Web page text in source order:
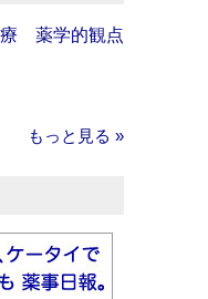
療 薬学的観点
もっと見る »